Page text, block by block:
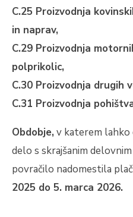
C.25 Proizvodnja
in naprav,
C.29 Proizvodnja
polprikolic,
C.30 Proizvodnja drugih
C.31 Proizvodnja
Obdobje,v katerem lahko
delo s skrajšanim
povračilo nadomestila
2025 do 5. marca 2026.